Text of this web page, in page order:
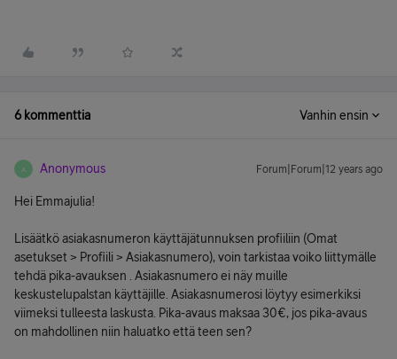
6 kommenttia Vanhin ensin
A Anonymous Forum|Forum|12 years ago
Hei Emmajulia!
Lisäätkö asiakasnumeron käyttäjätunnuksen profiiliin (Omat
asetukset > Profiili > Asiakasnumero), voin tarkistaa voiko liittymälle
tehdä pika-avauksen . Asiakasnumero ei näy muille
keskustelupalstan käyttäjille. Asiakasnumerosi löytyy esimerkiksi
viimeksi tulleesta laskusta. Pika-avaus maksaa 30€, jos pika-avaus
on mahdollinen niin haluatko että teen sen?